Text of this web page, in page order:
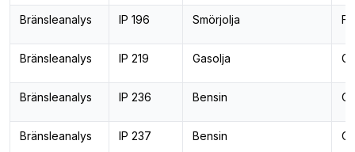
Bränsleanalys IP 196 Smörjolja
Bränsleanalys IP 219 Gasolja
Bränsleanalys IP 236 Bensin
Bränsleanalys IP 237 Bensin